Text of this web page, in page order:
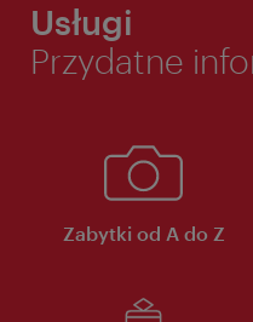
Usługi
Przydatne
Zabytki od A do Z